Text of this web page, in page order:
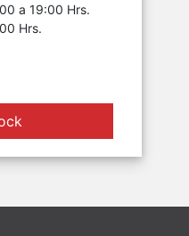
a 19:00 Hrs.
Hrs.